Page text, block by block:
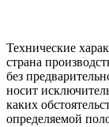
Технические
страна
без
носит
каких
определяемой